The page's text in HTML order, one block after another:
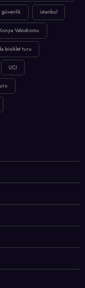
güvenlik istanbul
Velodromu
bisiklet turu
UCI